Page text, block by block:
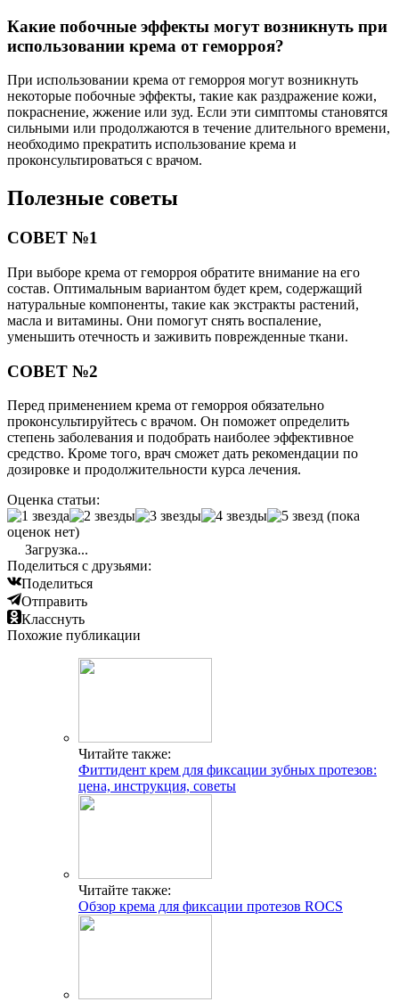
Какие побочные эффекты могут возникнуть при
использовании крема от геморроя?
При использовании крема от геморроя могут возникнуть
некоторые побочные эффекты, такие как раздражение кожи,
покраснение, жжение или зуд. Если эти симптомы становятся
сильными или продолжаются в течение длительного времени,
необходимо прекратить использование крема и
проконсультироваться с врачом.
Полезные советы
СОВЕТ №1
При выборе крема от геморроя обратите внимание на его
состав. Оптимальным вариантом будет крем, содержащий
натуральные компоненты, такие как экстракты растений,
масла и витамины. Они помогут снять воспаление,
уменьшить отечность и заживить поврежденные ткани.
СОВЕТ №2
Перед применением крема от геморроя обязательно
проконсультируйтесь с врачом. Он поможет определить
степень заболевания и подобрать наиболее эффективное
средство. Кроме того, врач сможет дать рекомендации по
дозировке и продолжительности курса лечения.
Оценка статьи:
(пока
оценок нет)
Загрузка...
Поделиться с друзьями:
Поделиться
Отправить
Класснуть
Похожие публикации
Читайте также:
Фиттидент крем для фиксации зубных протезов:
цена, инструкция, советы
Читайте также:
Обзор крема для фиксации протезов ROCS